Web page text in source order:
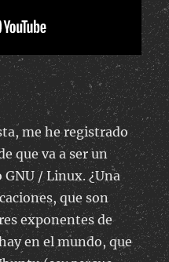
me he registrado
que va a ser un
/ Linux. ¿Una
que son
exponentes de
en el mundo, que